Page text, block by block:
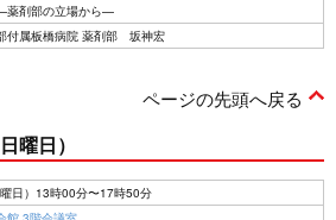
薬剤部の立場から—
付属板橋病院 薬剤部 坂神宏
ページの先頭へ戻る
曜日）
日）13時00分〜17時50分